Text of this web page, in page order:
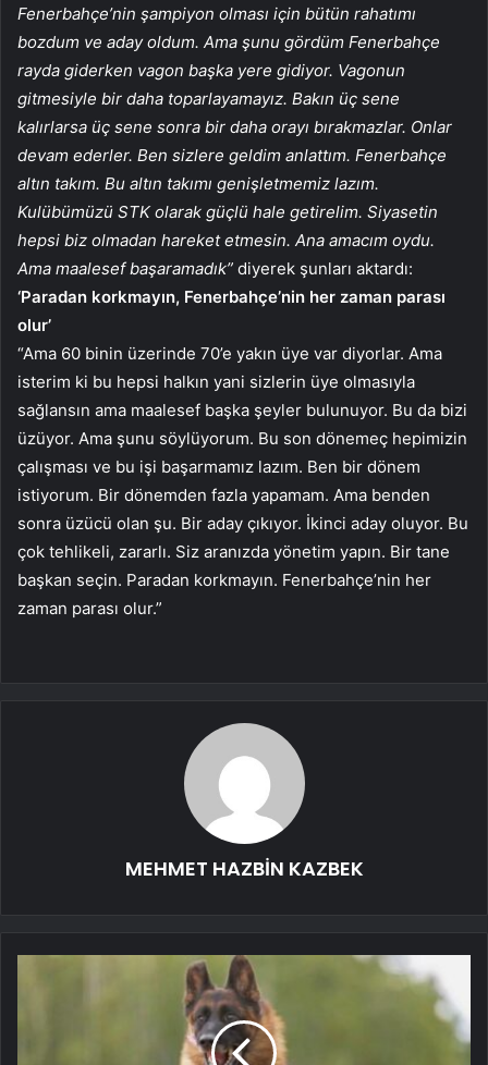
Fenerbahçe’nin şampiyon olması için bütün rahatımı
bozdum ve aday oldum. Ama şunu gördüm Fenerbahçe
rayda giderken vagon başka yere gidiyor. Vagonun
gitmesiyle bir daha toparlayamayız. Bakın üç sene
kalırlarsa üç sene sonra bir daha orayı bırakmazlar. Onlar
devam ederler. Ben sizlere geldim anlattım. Fenerbahçe
altın takım. Bu altın takımı genişletmemiz lazım.
Kulübümüzü STK olarak güçlü hale getirelim. Siyasetin
hepsi biz olmadan hareket etmesin. Ana amacım oydu.
Ama maalesef başaramadık” diyerek şunları aktardı:
‘Paradan korkmayın, Fenerbahçe’nin her zaman parası
olur’
“Ama 60 binin üzerinde 70’e yakın üye var diyorlar. Ama
isterim ki bu hepsi halkın yani sizlerin üye olmasıyla
sağlansın ama maalesef başka şeyler bulunuyor. Bu da bizi
üzüyor. Ama şunu söylüyorum. Bu son dönemeç hepimizin
çalışması ve bu işi başarmamız lazım. Ben bir dönem
istiyorum. Bir dönemden fazla yapamam. Ama benden
sonra üzücü olan şu. Bir aday çıkıyor. İkinci aday oluyor. Bu
çok tehlikeli, zararlı. Siz aranızda yönetim yapın. Bir tane
başkan seçin. Paradan korkmayın. Fenerbahçe’nin her
zaman parası olur.”
MEHMET HAZBİN KAZBEK